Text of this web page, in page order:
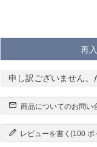
再
申し訳ございません。
商品についてのお問い
レビューを書く[100 ポ